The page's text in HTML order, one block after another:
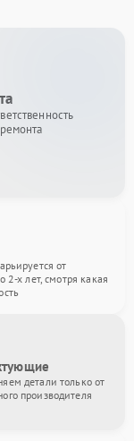
от
2-х лет, смотря какая
детали только от
производителя